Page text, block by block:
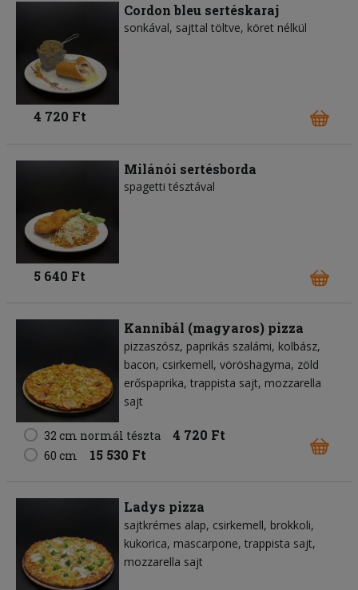
Cordon bleu sertéskaraj
sonkával, sajttal töltve, köret nélkül
4 720 Ft
Milánói sertésborda
spagetti tésztával
5 640 Ft
Kannibál (magyaros) pizza
pizzaszósz paprikás szalámi kolbász
bacon csirkemell vöröshagyma zöld
erőspaprika trappista sajt mozzarella
sajt
32 cm normál tészta 4 720 Ft
60 cm 15 530 Ft
Ladys pizza
sajtkrémes alap csirkemell brokkoli
kukorica mascarpone trappista sajt
mozzarella sajt